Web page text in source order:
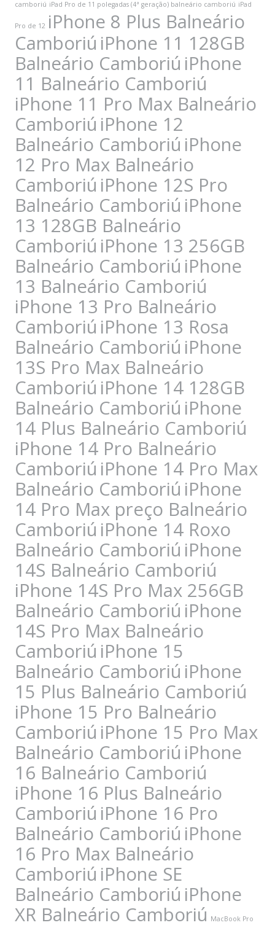
camboriú iPad Pro de 11 polegadas (4ª geração) balneário camboriú iPad
Pro de 12 iPhone 8 Plus Balneário
Camboriú iPhone 11 128GB
Balneário Camboriú iPhone
11 Balneário Camboriú
iPhone 11 Pro Max Balneário
Camboriú iPhone 12
Balneário Camboriú iPhone
12 Pro Max Balneário
Camboriú iPhone 12S Pro
Balneário Camboriú iPhone
13 128GB Balneário
Camboriú iPhone 13 256GB
Balneário Camboriú iPhone
13 Balneário Camboriú
iPhone 13 Pro Balneário
Camboriú iPhone 13 Rosa
Balneário Camboriú iPhone
13S Pro Max Balneário
Camboriú iPhone 14 128GB
Balneário Camboriú iPhone
14 Plus Balneário Camboriú
iPhone 14 Pro Balneário
Camboriú iPhone 14 Pro Max
Balneário Camboriú iPhone
14 Pro Max preço Balneário
Camboriú iPhone 14 Roxo
Balneário Camboriú iPhone
14S Balneário Camboriú
iPhone 14S Pro Max 256GB
Balneário Camboriú iPhone
14S Pro Max Balneário
Camboriú iPhone 15
Balneário Camboriú iPhone
15 Plus Balneário Camboriú
iPhone 15 Pro Balneário
Camboriú iPhone 15 Pro Max
Balneário Camboriú iPhone
16 Balneário Camboriú
iPhone 16 Plus Balneário
Camboriú iPhone 16 Pro
Balneário Camboriú iPhone
16 Pro Max Balneário
Camboriú iPhone SE
Balneário Camboriú iPhone
XR Balneário Camboriú MacBook Pro